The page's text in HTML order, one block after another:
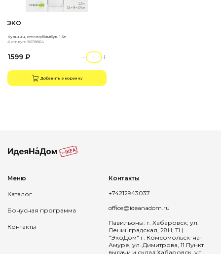
ЭКО
Кувшин, стекло/бамбук. 1,3л
Артикул: 9278864
1599 ₽
Добавить в корзину
Меню
Каталог
Бонусная программа
Контакты
Контакты
+74212943037
office@ideanadom.ru
Павильоны: г. Хабаровск, ул.
Ленинградская, 28Н, ТЦ
"ЭкоДом" г. Комсомольск-на-
Амуре, ул. Димитрова, 11 Пункт
выдачи и склад:Хабаровск, ул.